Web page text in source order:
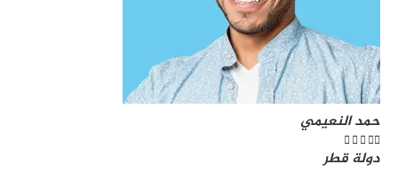
حمد النعيمي
   
دولة قطر